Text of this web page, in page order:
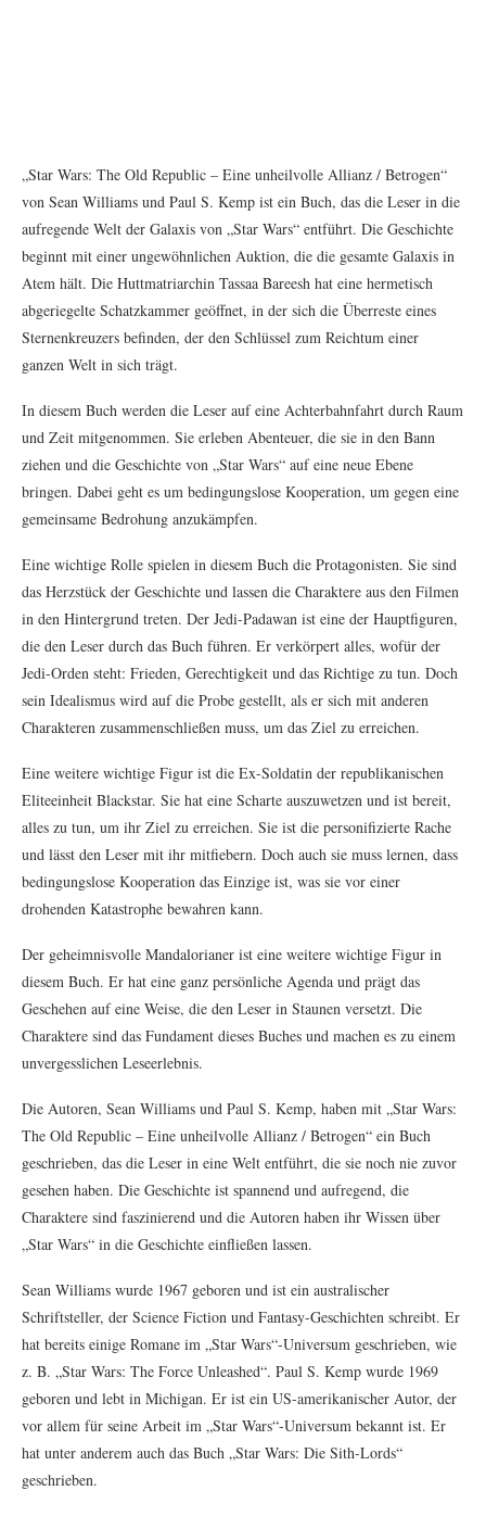
„Star Wars: The Old Republic – Eine unheilvolle Allianz / Betrogen“
von Sean Williams und Paul S. Kemp ist ein Buch, das die Leser in die
aufregende Welt der Galaxis von „Star Wars“ entführt. Die Geschichte
beginnt mit einer ungewöhnlichen Auktion, die die gesamte Galaxis in
Atem hält. Die Huttmatriarchin Tassaa Bareesh hat eine hermetisch
abgeriegelte Schatzkammer geöffnet, in der sich die Überreste eines
Sternenkreuzers befinden, der den Schlüssel zum Reichtum einer
ganzen Welt in sich trägt.
In diesem Buch werden die Leser auf eine Achterbahnfahrt durch Raum
und Zeit mitgenommen. Sie erleben Abenteuer, die sie in den Bann
ziehen und die Geschichte von „Star Wars“ auf eine neue Ebene
bringen. Dabei geht es um bedingungslose Kooperation, um gegen eine
gemeinsame Bedrohung anzukämpfen.
Eine wichtige Rolle spielen in diesem Buch die Protagonisten. Sie sind
das Herzstück der Geschichte und lassen die Charaktere aus den Filmen
in den Hintergrund treten. Der Jedi-Padawan ist eine der Hauptfiguren,
die den Leser durch das Buch führen. Er verkörpert alles, wofür der
Jedi-Orden steht: Frieden, Gerechtigkeit und das Richtige zu tun. Doch
sein Idealismus wird auf die Probe gestellt, als er sich mit anderen
Charakteren zusammenschließen muss, um das Ziel zu erreichen.
Eine weitere wichtige Figur ist die Ex-Soldatin der republikanischen
Eliteeinheit Blackstar. Sie hat eine Scharte auszuwetzen und ist bereit,
alles zu tun, um ihr Ziel zu erreichen. Sie ist die personifizierte Rache
und lässt den Leser mit ihr mitfiebern. Doch auch sie muss lernen, dass
bedingungslose Kooperation das Einzige ist, was sie vor einer
drohenden Katastrophe bewahren kann.
Der geheimnisvolle Mandalorianer ist eine weitere wichtige Figur in
diesem Buch. Er hat eine ganz persönliche Agenda und prägt das
Geschehen auf eine Weise, die den Leser in Staunen versetzt. Die
Charaktere sind das Fundament dieses Buches und machen es zu einem
unvergesslichen Leseerlebnis.
Die Autoren, Sean Williams und Paul S. Kemp, haben mit „Star Wars:
The Old Republic – Eine unheilvolle Allianz / Betrogen“ ein Buch
geschrieben, das die Leser in eine Welt entführt, die sie noch nie zuvor
gesehen haben. Die Geschichte ist spannend und aufregend, die
Charaktere sind faszinierend und die Autoren haben ihr Wissen über
„Star Wars“ in die Geschichte einfließen lassen.
Sean Williams wurde 1967 geboren und ist ein australischer
Schriftsteller, der Science Fiction und Fantasy-Geschichten schreibt. Er
hat bereits einige Romane im „Star Wars“-Universum geschrieben, wie
z. B. „Star Wars: The Force Unleashed“. Paul S. Kemp wurde 1969
geboren und lebt in Michigan. Er ist ein US-amerikanischer Autor, der
vor allem für seine Arbeit im „Star Wars“-Universum bekannt ist. Er
hat unter anderem auch das Buch „Star Wars: Die Sith-Lords“
geschrieben.